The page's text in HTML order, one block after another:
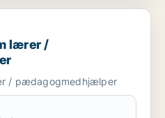
/ pædagogmedhjælper
lærer /
/ pædagogmedhjælper